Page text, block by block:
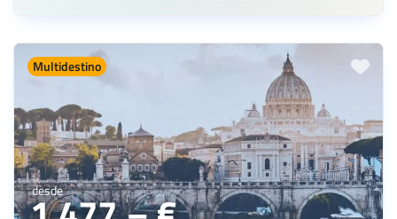
desde
Multidestino